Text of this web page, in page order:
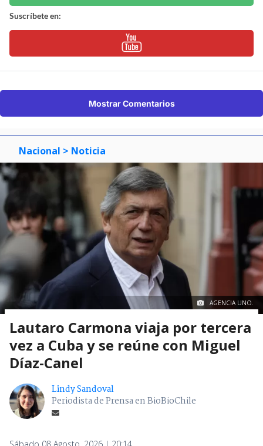
Suscríbete en:
Mostrar Comentarios
Nacional > Noticia
AGENCIA UNO.
Lautaro Carmona viaja por tercera
vez a Cuba y se reúne con Miguel
Díaz-Canel
Lindy Sandoval
Periodista de Prensa en BioBioChile
Sábado 08 Agosto, 2026 | 20:14